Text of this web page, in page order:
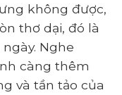
không được,
thơ dại, đó là
Nghe
càng thêm
và tần tảo của